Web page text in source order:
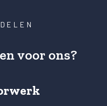
voor ons?